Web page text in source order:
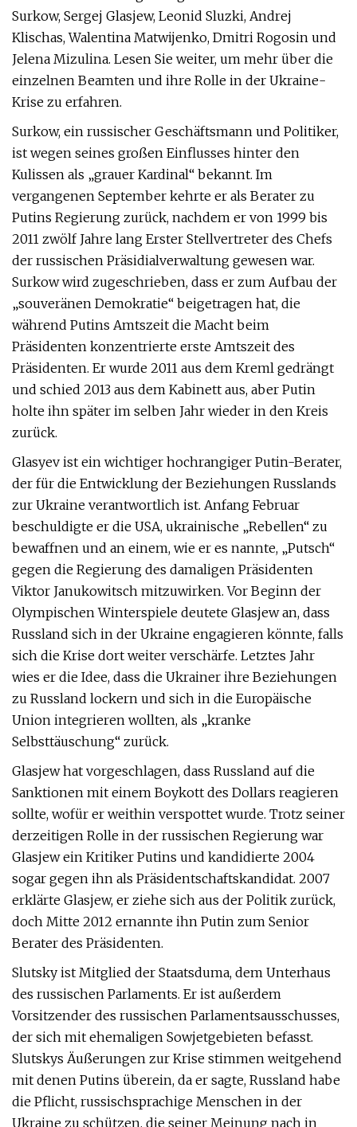
Surkow, Sergej Glasjew, Leonid Sluzki, Andrej
Klischas, Walentina Matwijenko, Dmitri Rogosin und
Jelena Mizulina. Lesen Sie weiter, um mehr über die
einzelnen Beamten und ihre Rolle in der Ukraine-
Krise zu erfahren.
Surkow, ein russischer Geschäftsmann und Politiker,
ist wegen seines großen Einflusses hinter den
Kulissen als „grauer Kardinal“ bekannt. Im
vergangenen September kehrte er als Berater zu
Putins Regierung zurück, nachdem er von 1999 bis
2011 zwölf Jahre lang Erster Stellvertreter des Chefs
der russischen Präsidialverwaltung gewesen war.
Surkow wird zugeschrieben, dass er zum Aufbau der
„souveränen Demokratie“ beigetragen hat, die
während Putins Amtszeit die Macht beim
Präsidenten konzentrierte erste Amtszeit des
Präsidenten. Er wurde 2011 aus dem Kreml gedrängt
und schied 2013 aus dem Kabinett aus, aber Putin
holte ihn später im selben Jahr wieder in den Kreis
zurück.
Glasyev ist ein wichtiger hochrangiger Putin-Berater,
der für die Entwicklung der Beziehungen Russlands
zur Ukraine verantwortlich ist. Anfang Februar
beschuldigte er die USA, ukrainische „Rebellen“ zu
bewaffnen und an einem, wie er es nannte, „Putsch“
gegen die Regierung des damaligen Präsidenten
Viktor Janukowitsch mitzuwirken. Vor Beginn der
Olympischen Winterspiele deutete Glasjew an, dass
Russland sich in der Ukraine engagieren könnte, falls
sich die Krise dort weiter verschärfe. Letztes Jahr
wies er die Idee, dass die Ukrainer ihre Beziehungen
zu Russland lockern und sich in die Europäische
Union integrieren wollten, als „kranke
Selbsttäuschung“ zurück.
Glasjew hat vorgeschlagen, dass Russland auf die
Sanktionen mit einem Boykott des Dollars reagieren
sollte, wofür er weithin verspottet wurde. Trotz seiner
derzeitigen Rolle in der russischen Regierung war
Glasjew ein Kritiker Putins und kandidierte 2004
sogar gegen ihn als Präsidentschaftskandidat. 2007
erklärte Glasjew, er ziehe sich aus der Politik zurück,
doch Mitte 2012 ernannte ihn Putin zum Senior
Berater des Präsidenten.
Slutsky ist Mitglied der Staatsduma, dem Unterhaus
des russischen Parlaments. Er ist außerdem
Vorsitzender des russischen Parlamentsausschusses,
der sich mit ehemaligen Sowjetgebieten befasst.
Slutskys Äußerungen zur Krise stimmen weitgehend
mit denen Putins überein, da er sagte, Russland habe
die Pflicht, russischsprachige Menschen in der
Ukraine zu schützen, die seiner Meinung nach in